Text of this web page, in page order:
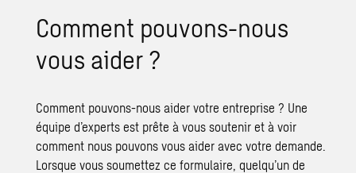
Comment pouvons-nous
vous aider ?
Comment pouvons-nous aider votre entreprise ? Une
équipe d’experts est prête à vous soutenir et à voir
comment nous pouvons vous aider avec votre demande.
Lorsque vous soumettez ce formulaire, quelqu’un de